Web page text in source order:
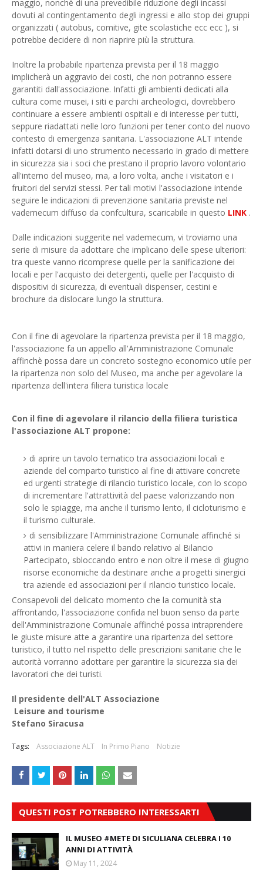
maggio, nonchè di una prevedibile riduzione degli incassi
dovuti al contingentamento degli ingressi e allo stop dei gruppi
organizzati ( autobus, comitive, gite scolastiche ecc ecc ), si
potrebbe decidere di non riaprire più la struttura.
Inoltre la probabile ripartenza prevista per il 18 maggio
implicherà un aggravio dei costi, che non potranno essere
garantiti dall'associazione. Infatti gli ambienti dedicati alla
cultura come musei, i siti e parchi archeologici, dovrebbero
continuare a essere ambienti ospitali e di interesse per tutti,
seppure riadattati nelle loro funzioni per tener conto del nuovo
contesto di emergenza sanitaria. L'associazione ALT intende
infatti dotarsi di uno strumento necessario in grado di mettere
in sicurezza sia i soci che prestano il proprio lavoro volontario
all'interno del museo, ma, a loro volta, anche i visitatori e i
fruitori del servizi stessi. Per tali motivi l'associazione intende
seguire le indicazioni di prevenzione sanitaria previste nel
vademecum diffuso da confcultura, scaricabile in questo LINK .
Dalle indicazioni suggerite nel vademecum, vi troviamo una
serie di misure da adottare che implicano delle spese ulteriori:
tra queste vanno ricomprese quelle per la sanificazione dei
locali e per l'acquisto dei detergenti, quelle per l'acquisto di
dispositivi di sicurezza, di eventuali dispenser, cestini e
brochure da dislocare lungo la struttura.
Con il fine di agevolare la ripartenza prevista per il 18 maggio,
l'associazione fa un appello all'Amministrazione Comunale
affinchè possa dare un concreto sostegno economico utile per
la ripartenza non solo del Museo, ma anche per agevolare la
ripartenza dell'intera filiera turistica locale
Con il fine di agevolare il rilancio della filiera turistica
l'associazione ALT propone:
di aprire un tavolo tematico tra associazioni locali e
aziende del comparto turistico al fine di attivare concrete
ed urgenti strategie di rilancio turistico locale, con lo scopo
di incrementare l'attrattività del paese valorizzando non
solo le spiagge, ma anche il turismo lento, il cicloturismo e
il turismo culturale.
di sensibilizzare l'Amministrazione Comunale affinché si
attivi in maniera celere il bando relativo al Bilancio
Partecipato, sbloccando entro e non oltre il mese di giugno
risorse economiche da destinare anche a progetti sinergici
tra aziende ed associazioni per il rilancio turistico locale.
Consapevoli del delicato momento che la comunità sta
affrontando, l'associazione confida nel buon senso da parte
dell'Amministrazione Comunale affinché possa intraprendere
le giuste misure atte a garantire una ripartenza del settore
turistico, il tutto nel rispetto delle prescrizioni sanitarie che le
autorità vorranno adottare per garantire la sicurezza sia dei
lavoratori che dei turisti.
Il presidente dell'ALT Associazione
Leisure and tourisme
Stefano Siracusa
Tags: Associazione ALT In Primo Piano Notizie
QUESTI POST POTREBBERO INTERESSARTI
IL MUSEO #METE DI SICULIANA CELEBRA I 10
ANNI DI ATTIVITÀ
May 11, 2024